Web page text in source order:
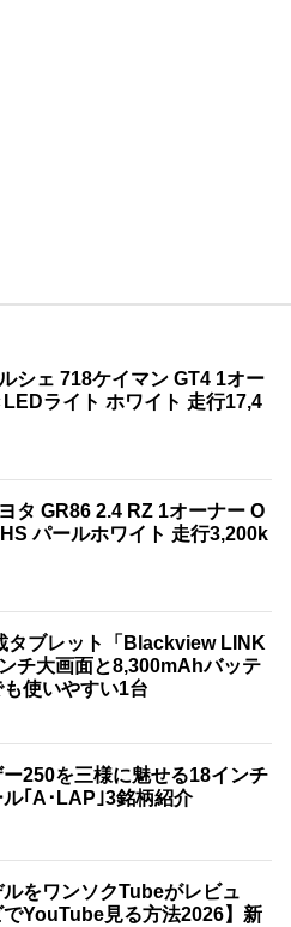
シェ 718ケイマン GT4 1オー
ライト ホワイト 走行17,4
タ GR86 2.4 RZ 1オーナー O
パールホワイト 走行3,200k
ブレット「Blackview LINK
チ大画面と8,300mAhバッテ
使いやすい1台
250を三様に魅せる18インチ
｢A･LAP｣3銘柄紹介
ルをワンソクTubeがレビュ
YouTube見る方法2026】新